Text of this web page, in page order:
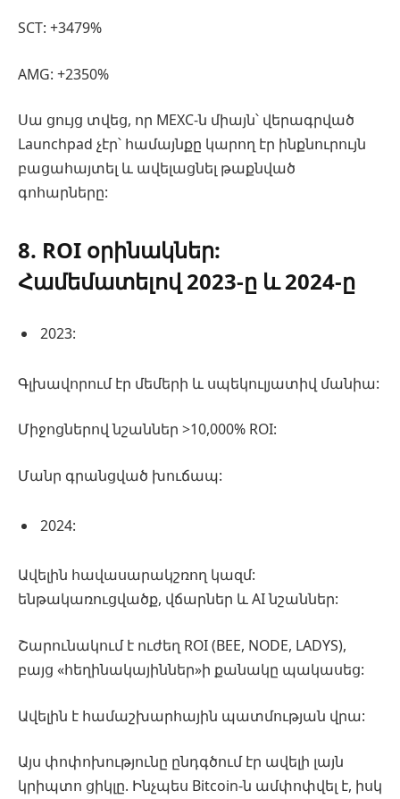
SCT: +3479%
AMG: +2350%
Սա ցույց տվեց, որ MEXC-ն միայն՝ վերագրված
Launchpad չէր՝ համայնքը կարող էր ինքնուրույն
բացահայտել և ավելացնել թաքնված
գոհարները:
8. ROI օրինակներ:
Համեմատելով 2023-ը և 2024-ը
2023:
Գլխավորում էր մեմերի և սպեկուլյատիվ մանիա:
Միջոցներով նշաններ >10,000% ROI:
Մանր գրանցված խուճապ:
2024:
Ավելին հավասարակշռող կազմ:
ենթակառուցվածք, վճարներ և AI նշաններ:
Շարունակում է ուժեղ ROI (BEE, NODE, LADYS),
բայց «հեղինակայիններ»ի քանակը պակասեց:
Ավելին է համաշխարհային պատմության վրա:
Այս փոփոխությունը ընդգծում էր ավելի լայն
կրիպտո ցիկլը. Ինչպես Bitcoin-ն ամփոփվել է, իսկ